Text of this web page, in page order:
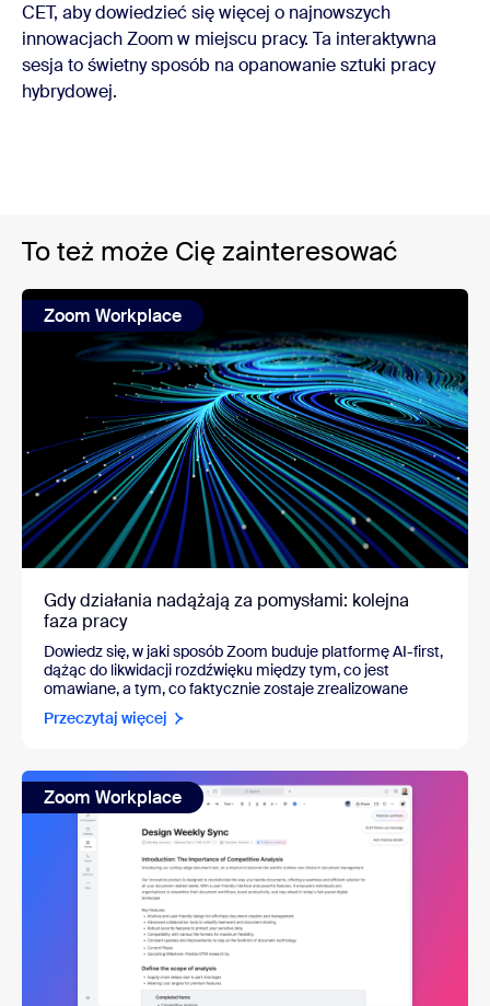
CET, aby dowiedzieć się więcej o najnowszych
innowacjach Zoom w miejscu pracy. Ta interaktywna
sesja to świetny sposób na opanowanie sztuki pracy
hybrydowej.
To też może Cię zainteresować
Zoom Workplace
Gdy działania nadążają za pomysłami: kolejna
faza pracy
Dowiedz się, w jaki sposób Zoom buduje platformę AI-first,
dążąc do likwidacji rozdźwięku między tym, co jest
omawiane, a tym, co faktycznie zostaje zrealizowane
Przeczytaj więcej
Zoom Workplace